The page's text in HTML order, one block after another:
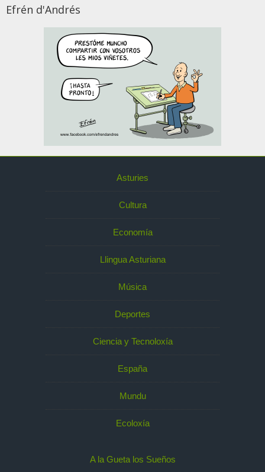
Efrén d'Andrés
Asturies
Cultura
Economía
Llingua Asturiana
Música
Deportes
Ciencia y Tecnoloxía
España
Mundu
Ecoloxía
A la Gueta los Sueños